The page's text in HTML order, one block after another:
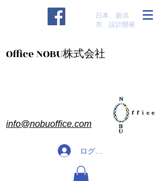
​日本、新潟
市、設計開発
​Office NOBU株式会社
​info@nobuoffice.com
ログイン